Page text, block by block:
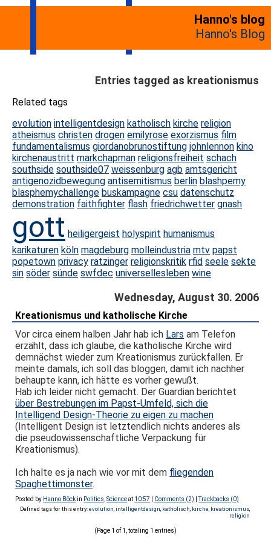
Hanno's blog
Hanno's Blog
Entries tagged as kreationismus
Related tags
evolution intelligentdesign katholisch kirche religion
atheismus christen drogen emilyrose exorzismus film
fundamentalismus giordanobrunostiftung johnlennon kino
kirchenaustritt markchapman religionsfreiheit schach
southside southside07 weissenburg agb amtsgericht
antigenozidbewegung antisemitismus berlin blashpemy
blasphemychallenge buskampagne csu datenschutz
demonstration faithfighter flash friedrichwetter gnash
gott heiligergeist holyspirit humanismus
karikaturen köln magdeburg molleindustria mtv papst
popetown privacy ratzinger religionskritik rfid seele sekte
sin söder sünde swfdec universellesleben wine
Wednesday, August 30. 2006
Kreationismus und katholische Kirche
Vor circa einem halben Jahr hab ich Lars am Telefon
erzählt, dass ich glaube, die katholische Kirche wird
demnächst wieder zum Kreationismus zurückfallen. Er
meinte damals, ich soll das bloggen, damit ich nachher
behaupte kann, ich hätte es vorher gewußt.
Hab ich leider nicht gemacht. Der Guardian berichtet
über Bestrebungen im Papst-Umfeld, sich die
Intelligend Design-Theorie zu eigen zu machen
(Intelligent Design ist letztendlich nichts anderes als
die pseudowissenschaftliche Verpackung für
Kreationismus).
Ich halte es ja nach wie vor mit dem fliegenden
Spaghettimonster.
Posted by Hanno Böckin Politics ,Scienceat 10:57 Comments (2) |Trackbacks (0)
Defined tags for this entry:evolution intelligentdesign katholisch kirche kreationismus,
religion
(Page 1 of 1, totaling 1 entries)